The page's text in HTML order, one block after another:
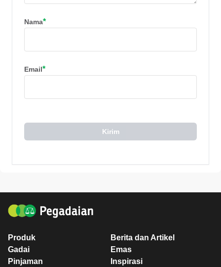
Nama*
Email*
Kirim
Produk
Gadai
Pinjaman
Berita dan Artikel
Emas
Inspirasi